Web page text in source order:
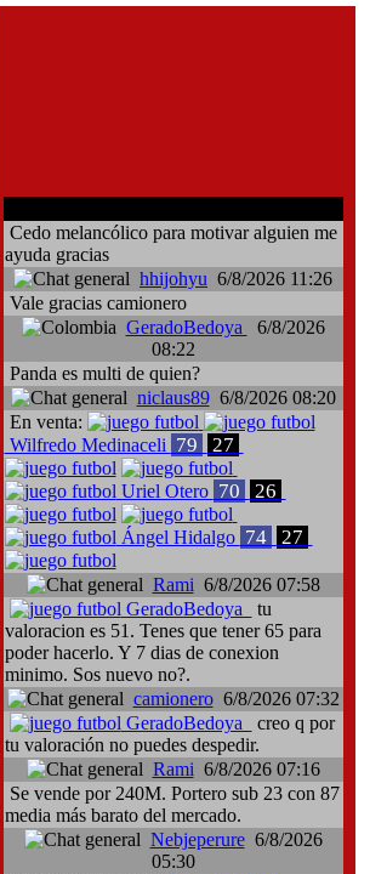
Cedo melancólico para motivar alguien me
ayuda gracias
hhijohyu 6/8/2026 11:26
Vale gracias camionero
GeradoBedoya
6/8/2026
08:22
Panda es multi de quien?
niclaus896/8/2026 08:20
En venta:
Wilfredo Medinaceli 79 27
Uriel Otero 70 26
Ángel Hidalgo 74 27
Rami 6/8/2026 07:58
GeradoBedoya
tu
valoracion es 51. Tenes que tener 65 para
poder hacerlo. Y 7 dias de conexion
minimo. Sos nuevo no?.
camionero6/8/2026 07:32
GeradoBedoya
creo q por
tu valoración no puedes despedir.
Rami 6/8/2026 07:16
Se vende por 240M. Portero sub 23 con 87
media más barato del mercado.
Nebjeperure6/8/2026
05:30